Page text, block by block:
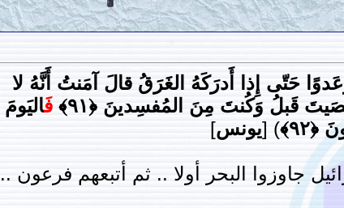
حَتّى إِذا أَدرَكَهُ الغَرَقُ قالَ آمَنتُ أَنَّهُ لا
قَبلُ وَكُنتَ مِنَ المُفسِدينَ ﴿٩١﴾ فَاليَومَ
) [يونس]
جاوزوا البحر أولا .. ثم أتبعهم فرعون ..